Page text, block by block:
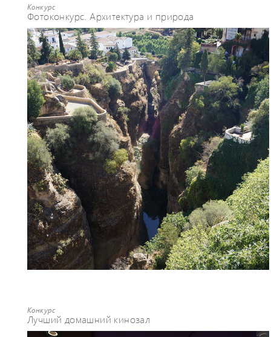
Конкурс
Фотоконкурс. Архитектура и природа
Конкурс
Лучший домашний кинозал